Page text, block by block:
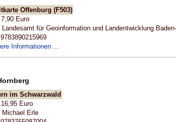
Offenburg (F503)
7,90 Euro
Landesamt für Geoinformation und Landentwicklung
9783890215969
Informationen ...
im Schwarzwald
16,95 Euro
Michael Erle